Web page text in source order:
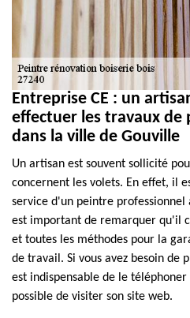
Entreprise CE : un
effectuer les travaux de
dans la ville de Gouville
Un artisan est souvent sollicité
concernent les volets. En effet, il
service d'un peintre professionnel
est important de remarquer qu'il
et toutes les méthodes pour la
de travail. Si vous avez besoin de
est indispensable de le
possible de visiter son site web.